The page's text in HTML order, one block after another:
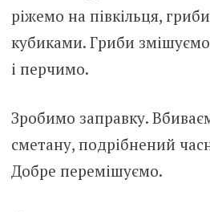
ріжемо на півкільця,
кубиками. Гриби
і перчимо.
Зробимо заправку.
сметану, подрібнений
Добре перемішуємо.